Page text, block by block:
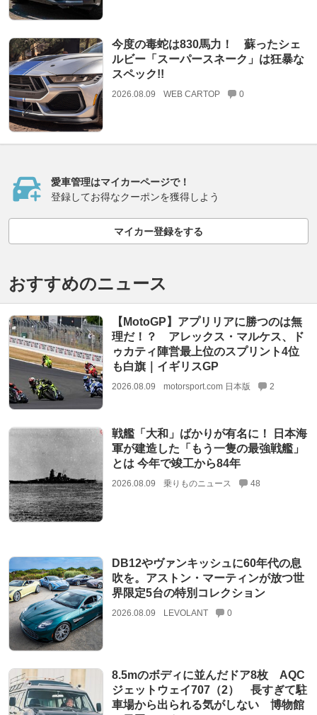
今度の毒蛇は830馬力！ 蘇ったシェ
ルビー「スーパースネーク」は狂暴な
スペック!!
2026.08.09 WEB CARTOP 0
愛車管理はマイカーページで！
登録してお得なクーポンを獲得しよう
マイカー登録をする
おすすめのニュース
【MotoGP】アプリリアに勝つのは無
理だ！？ アレックス・マルケス、ド
ゥカティ陣営最上位のスプリント4位
も白旗｜イギリスGP
2026.08.09 motorsport.com 日本版 2
戦艦「大和」ばかりが有名に！ 日本海
軍が建造した「もう一隻の最強戦艦」
とは 今年で竣工から84年
2026.08.09 乗りものニュース 48
DB12やヴァンキッシュに60年代の息
吹を。アストン・マーティンが放つ世
界限定5台の特別コレクション
2026.08.09 LEVOLANT 0
8.5mのボディに並んだドア8枚 AQC
ジェットウェイ707（2） 長すぎて駐
車場から出られる気がしない 博物館